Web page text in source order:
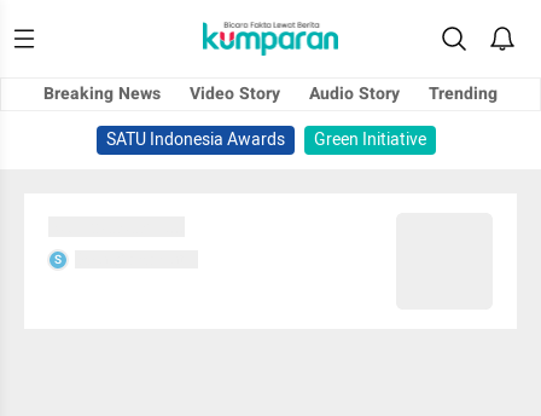
Breaking News Video Story Audio Story
Trending
SATU Indonesia Awards
Green Initiative
S